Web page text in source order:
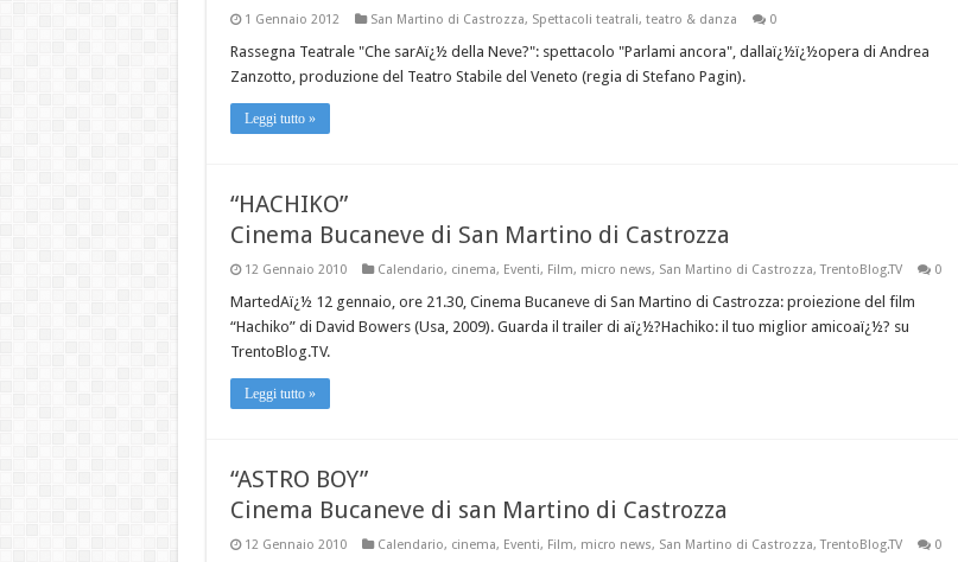
1 Gennaio 2012 San Martino di Castrozza, Spettacoli teatrali, teatro & danza 0
Rassegna Teatrale "Che sarAï¿½ della Neve?": spettacolo "Parlami ancora", dallaï¿½ï¿½opera di Andrea
Zanzotto, produzione del Teatro Stabile del Veneto (regia di Stefano Pagin).
Leggi tutto »
“HACHIKO”
Cinema Bucaneve di San Martino di Castrozza
12 Gennaio 2010 Calendario, cinema, Eventi, Film, micro news, San Martino di Castrozza,TrentoBlog.TV 0
MartedAï¿½ 12 gennaio, ore 21.30, Cinema Bucaneve di San Martino di Castrozza: proiezione del film
“Hachiko” di David Bowers (Usa, 2009). Guarda il trailer di aï¿½?Hachiko: il tuo miglior amicoaï¿½? su
TrentoBlog.TV.
Leggi tutto »
“ASTRO BOY”
Cinema Bucaneve di san Martino di Castrozza
12 Gennaio 2010 Calendario, cinema, Eventi, Film, micro news, San Martino di Castrozza,TrentoBlog.TV 0